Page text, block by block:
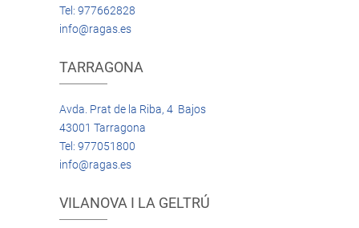
Tel: 977662828
info@ragas.es
TARRAGONA
Avda. Prat de la Riba, 4 Bajos
43001 Tarragona
Tel: 977051800
info@ragas.es
VILANOVA I LA GELTRÚ